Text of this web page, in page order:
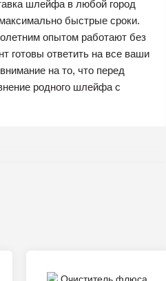
шлейфа в любой город
быстрые сроки.
опытом работают без
готовы ответить на все ваши
на то, что перед
родного шлейфа с